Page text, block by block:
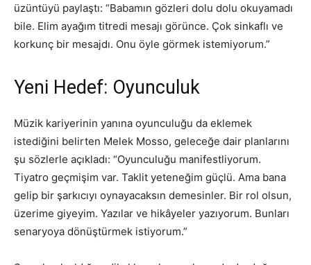
üzüntüyü paylaştı: “Babamın gözleri dolu dolu okuyamadı
bile. Elim ayağım titredi mesajı görünce. Çok sinkaflı ve
korkunç bir mesajdı. Onu öyle görmek istemiyorum.”
Yeni Hedef: Oyunculuk
Müzik kariyerinin yanına oyunculuğu da eklemek
istediğini belirten Melek Mosso, geleceğe dair planlarını
şu sözlerle açıkladı: “Oyunculuğu manifestliyorum.
Tiyatro geçmişim var. Taklit yeteneğim güçlü. Ama bana
gelip bir şarkıcıyı oynayacaksın demesinler. Bir rol olsun,
üzerime giyeyim. Yazılar ve hikâyeler yazıyorum. Bunları
senaryoya dönüştürmek istiyorum.”